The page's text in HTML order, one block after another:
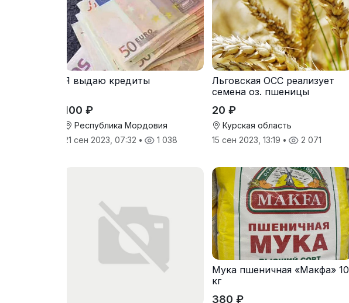
Я выдаю кредиты
100 ₽
Республика Мордовия
21 сен 2023, 07:32 • 1 038
Льговская ОСС реализует
семена оз. пшеницы
20 ₽
Курская область
15 сен 2023, 13:19 • 2 071
Мука пшеничная «Макфа» 10
кг
380 ₽